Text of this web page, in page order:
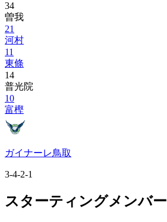
34
曽我
21
河村
11
東條
14
普光院
10
富樫
ガイナーレ鳥取
3-4-2-1
スターティングメンバー